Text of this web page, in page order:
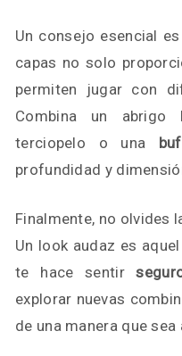
Un consejo esencial es
capas no solo
permiten jugar con
Combina un
terciopelo o una
profundidad y
Finalmente, no olvides
Un look audaz es
te hace sentir
explorar nuevas
de una manera que